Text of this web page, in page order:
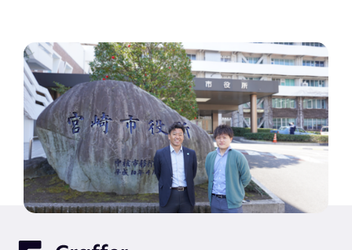
残業50時間を5時間に短縮。宮崎市介護保険課がデジ
田交付金の活用で実現した働き方改革と事業者の利便
性向上
国内事例